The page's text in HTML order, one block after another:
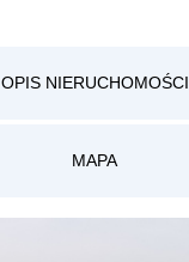
OPIS NIERUCHOMOŚCI
MAPA